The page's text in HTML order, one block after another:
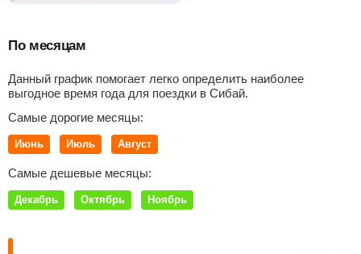
По месяцам
Данный график помогает легко определить наиболее
выгодное время года для поездки в Сибай.
Самые дорогие месяцы:
Июнь Июль Август
Самые дешевые месяцы:
Декабрь Октябрь Ноябрь